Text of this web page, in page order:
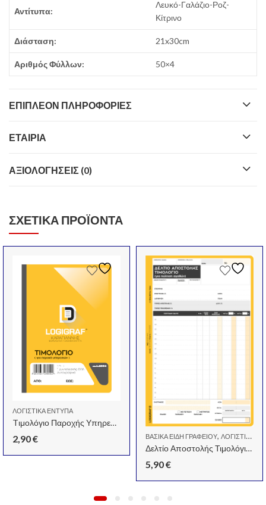
Αντίτυπα:
Λευκό-Γαλάζιο-Ροζ-
Κίτρινο
Διάσταση: 21x30cm
Αριθμός Φύλλων: 50×4
ΕΠΙΠΛΈΟΝ ΠΛΗΡΟΦΟΡΊΕΣ
ΕΤΑΙΡΊΑ
ΑΞΙΟΛΟΓΉΣΕΙΣ (0)
ΣΧΕΤΙΚΆ ΠΡΟΪΌΝΤΑ
ΛΟΓΙΣΤΙΚΆ ΈΝΤΥΠΑ
Tιμολόγιο Παροχής Υπηρεσιών 50X2
2,90€ ΒΑΣΙΚΆ ΕΊΔΗ ΓΡΑΦΕΊΟΥ, ΛΟΓΙΣΤΙΚΆ ΈΝΤΥΠΑ
Δελτίο Αποστολής Τιμολόγιο 17χ25 50χ3
5,90€